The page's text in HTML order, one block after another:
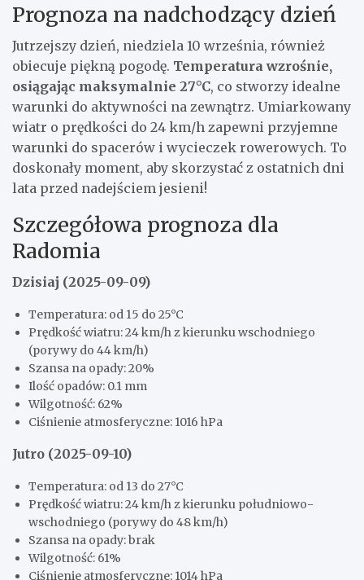
Prognoza na nadchodzący dzień
Jutrzejszy dzień, niedziela 10 września, również
obiecuje piękną pogodę. Temperatura wzrośnie,
osiągając maksymalnie 27°C, co stworzy idealne
warunki do aktywności na zewnątrz. Umiarkowany
wiatr o prędkości do 24 km/h zapewni przyjemne
warunki do spacerów i wycieczek rowerowych. To
doskonały moment, aby skorzystać z ostatnich dni
lata przed nadejściem jesieni!
Szczegółowa prognoza dla
Radomia
Dzisiaj (2025-09-09)
Temperatura: od 15 do 25°C
Prędkość wiatru: 24 km/h z kierunku wschodniego
(porywy do 44 km/h)
Szansa na opady: 20%
Ilość opadów: 0.1 mm
Wilgotność: 62%
Ciśnienie atmosferyczne: 1016 hPa
Jutro (2025-09-10)
Temperatura: od 13 do 27°C
Prędkość wiatru: 24 km/h z kierunku południowo-
wschodniego (porywy do 48 km/h)
Szansa na opady: brak
Wilgotność: 61%
Ciśnienie atmosferyczne: 1014 hPa